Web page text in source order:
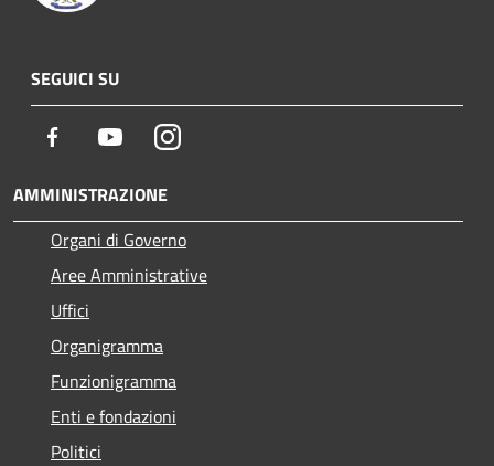
SEGUICI SU
Facebook YoutubeInstagram
AMMINISTRAZIONE
Organi di Governo
Aree Amministrative
Uffici
Organigramma
Funzionigramma
Enti e fondazioni
Politici